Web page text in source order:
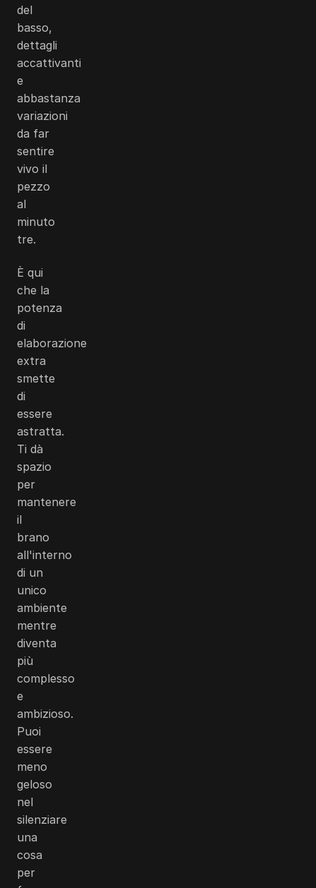
del
basso,
dettagli
accattivanti
e
abbastanza
variazioni
da far
sentire
vivo il
pezzo
al
minuto
tre.
È qui
che la
potenza
di
elaborazione
extra
smette
di
essere
astratta.
Ti dà
spazio
per
mantenere
il
brano
all'interno
di un
unico
ambiente
mentre
diventa
più
complesso
e
ambizioso.
Puoi
essere
meno
geloso
nel
silenziare
una
cosa
per